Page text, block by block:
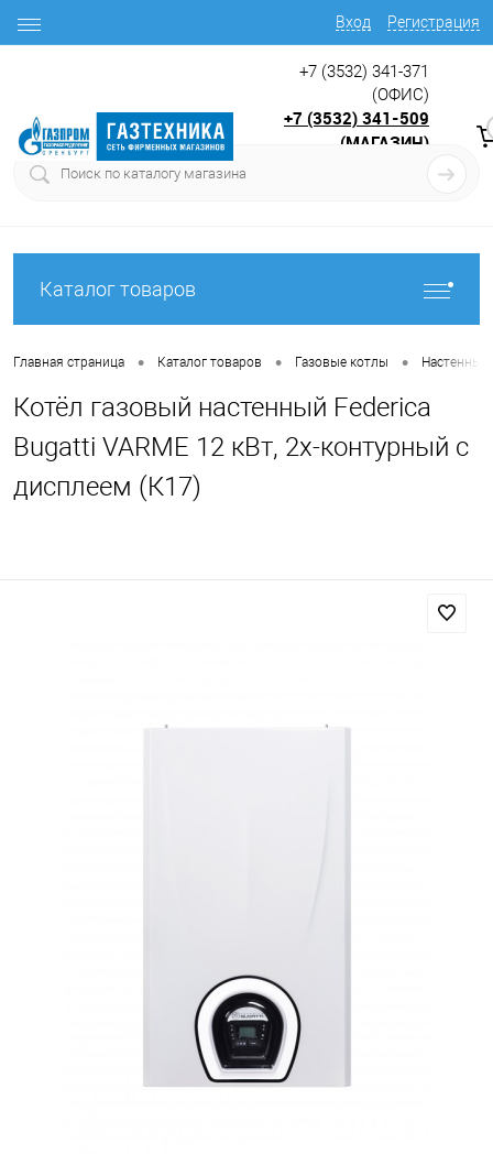
Вход Регистрация
+7 (3532) 341-371
(ОФИС)
+7 (3532) 341-509
(МАГАЗИН)
Каталог товаров
Главная страница • Каталог товаров • Газовые котлы • Настенные
Котёл газовый настенный Federica
Bugatti VARME 12 кВт, 2х-контурный с
дисплеем (К17)